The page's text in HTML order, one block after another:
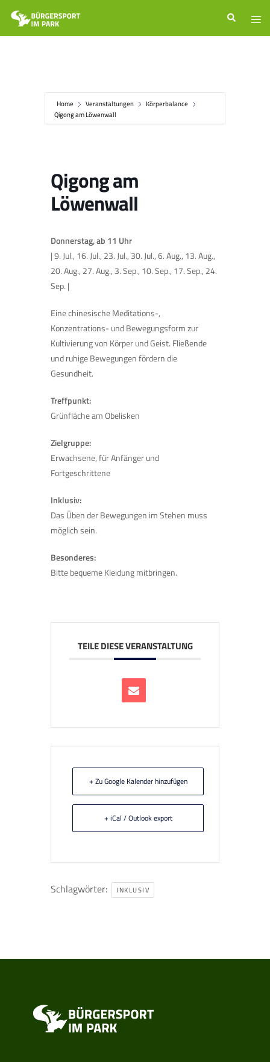
Zum
Inhalt
springen
Suche
Home Veranstaltungen
Körperbalance
Qigong am Löwenwall
Qigong am
Löwenwall
Donnerstag, ab 11 Uhr
| 9. Jul., 16. Jul., 23. Jul., 30. Jul., 6. Aug., 13. Aug.,
20. Aug., 27. Aug., 3. Sep., 10. Sep., 17. Sep., 24.
Sep. |
Eine chinesische Meditations-,
Konzentrations- und Bewegungsform zur
Kultivierung von Körper und Geist. Fließende
und ruhige Bewegungen fördern die
Gesundheit.
Treffpunkt:
Grünfläche am Obelisken
Zielgruppe:
Erwachsene, für Anfänger und
Fortgeschrittene
Inklusiv:
Das Üben der Bewegungen im Stehen muss
möglich sein.
Besonderes:
Bitte bequeme Kleidung mitbringen.
TEILE DIESE VERANSTALTUNG
+ Zu Google Kalender hinzufügen
+ iCal / Outlook export
Schlagwörter: INKLUSIV